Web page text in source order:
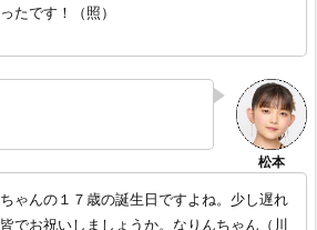
たです！（照）
ゃんの１７歳の誕生日ですよね。少し遅れ
でお祝いしましょうか。なりんちゃん（川